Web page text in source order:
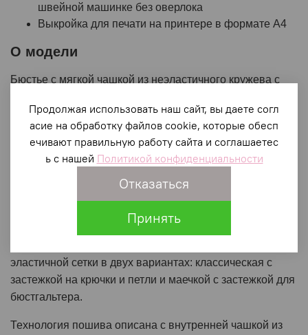
швейной машинке без оверлока
Выкройка для печати на принтере в формате А4
О модели
Бюстье с мягкой чашкой из неэластичного кружева с
Выкройка чашки из кружева дана в полном варианте,
для моделирования чашки, как на фото, нужно
провести новую линию верхнего среза по надсечкам в
лекалах.
можно обработать становой резинкой (в выкройке есть
припуски), либо оставить фестон кружева. Перемычка
эластичной сетки в двух вариантах: классическая с
застежкой на крючки и петли и маечкой с застежкой для
бюстгальтера.
Технология пошива описана с внутренней чашкой из
Продолжая использовать наш сайт, вы даете согл
асие на обработку файлов cookie, которые обесп
ечивают правильную работу сайта и соглашаетес
ь с нашей Политикой конфиденциальности
Отказаться
Принять